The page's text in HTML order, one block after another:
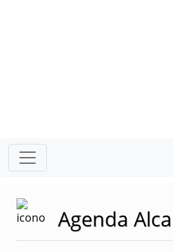
Agenda